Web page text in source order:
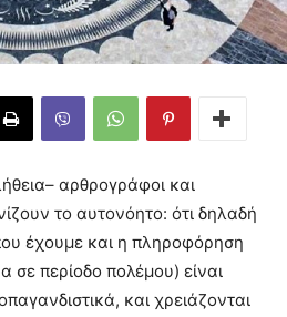
αρθρογράφοι και
το αυτονόητο: ότι δηλαδή
έχουμε και η πληροφόρηση
σε περίοδο πολέμου) είναι
και χρειάζονται